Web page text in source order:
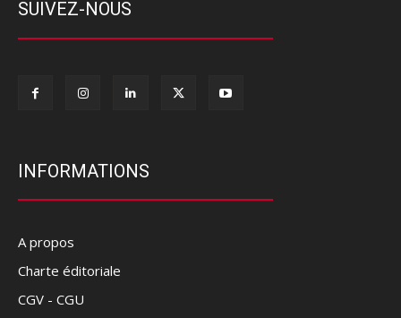
SUIVEZ-NOUS
INFORMATIONS
A propos
Charte éditoriale
CGV - CGU